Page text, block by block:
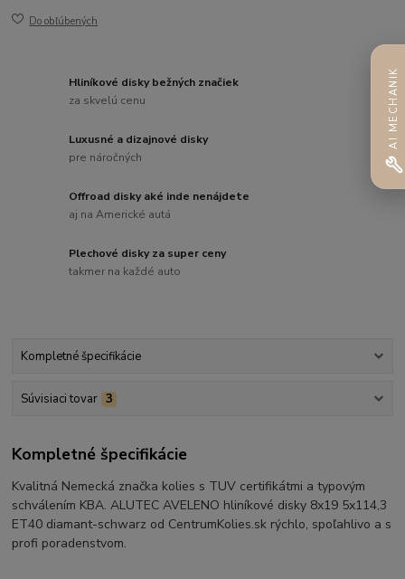
Do obľúbených
Hliníkové disky bežných značiek
za skvelú cenu
Luxusné a dizajnové disky
pre náročných
Offroad disky aké inde nenájdete
aj na Americké autá
Plechové disky za super ceny
takmer na každé auto
Kompletné špecifikácie
Súvisiaci tovar 3
Kompletné špecifikácie
Kvalitná Nemecká značka kolies s TUV certifikátmi a typovým
schválením KBA. ALUTEC AVELENO hliníkové disky 8x19 5x114,3
ET40 diamant-schwarz od CentrumKolies.sk rýchlo, spoľahlivo a s
profi poradenstvom.
AI MECHANIK